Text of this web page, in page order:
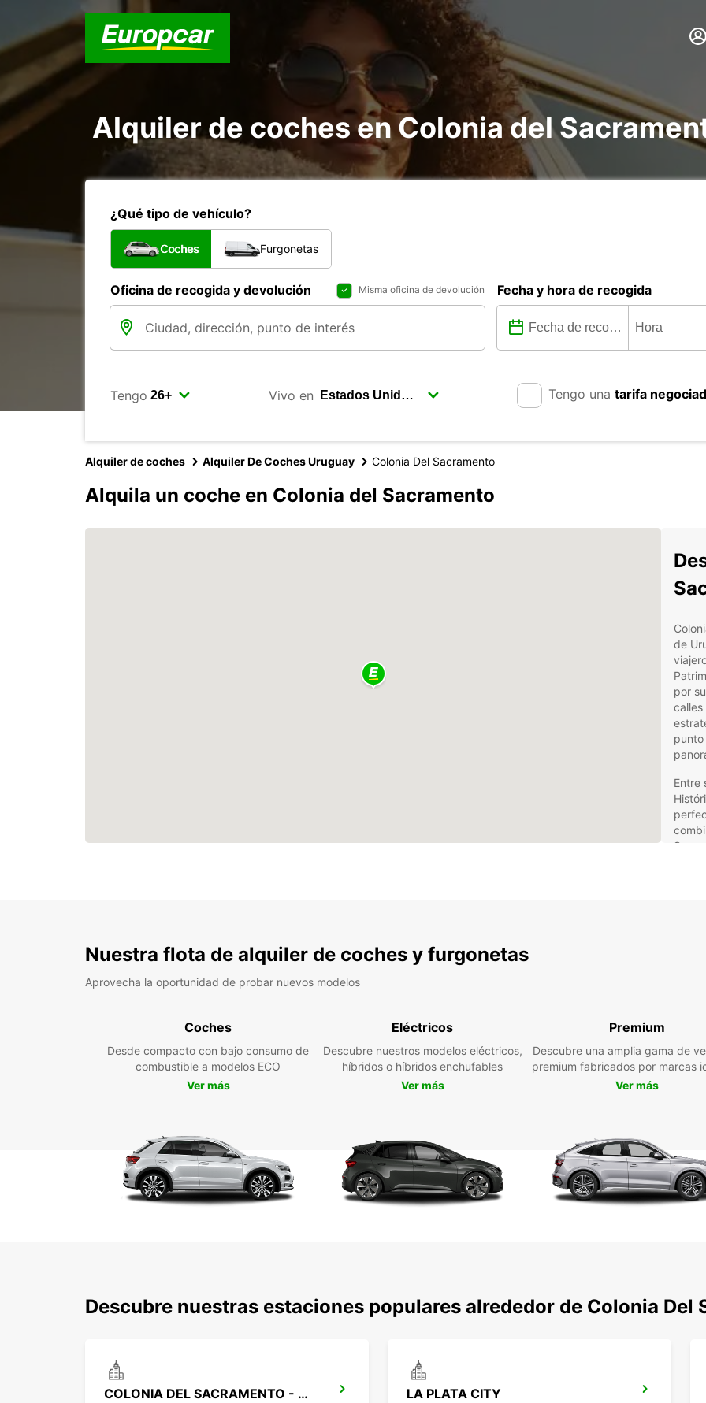
Alquiler de coches en Colonia del
¿Qué tipo de vehículo?
Coches Furgonetas
Oficina de recogida y devolución Misma oficina de devolución Fecha y hora de recogida
Tengo Vivo en Tengo una tarifa
Alquiler de coches Alquiler De Coches Uruguay Colonia Del Sacramento
Alquila un coche en Colonia del Sacramento
de
por
calles
Entre
o la
Nuestra flota de alquiler de coches y furgonetas
Aprovecha la oportunidad de probar nuevos modelos
Coches
Desde compacto con bajo consumo de
combustible a modelos ECO
Ver más
Eléctricos
Descubre nuestros modelos eléctricos,
híbridos o híbridos enchufables
Ver más
Premium
Descubre una amplia gama de
premium fabricados por marcas
Ver más
Descubre nuestras estaciones populares alrededor de Colonia Del
COLONIA DEL SACRAMENTO - URUGUAY LA PLATA CITY